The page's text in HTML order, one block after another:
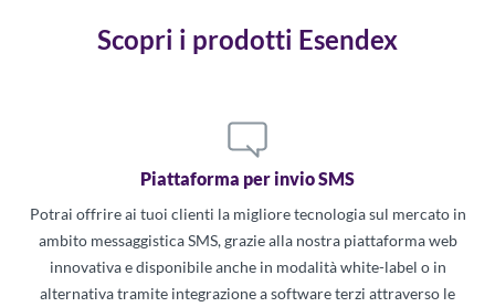
Scopri i prodotti Esendex
Piattaforma per invio SMS
Potrai offrire ai tuoi clienti la migliore tecnologia sul mercato in
ambito messaggistica SMS, grazie alla nostra piattaforma web
innovativa e disponibile anche in modalità white-label o in
alternativa tramite integrazione a software terzi attraverso le